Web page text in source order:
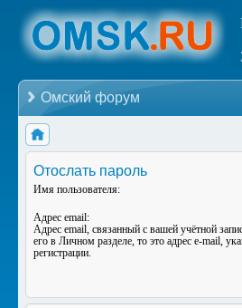
Омский форум
Отослать пароль
Имя пользователя:
Адрес email:
Адрес email, связанный с вашей учётной
его в Личном разделе, то это адрес e-mail,
регистрации.